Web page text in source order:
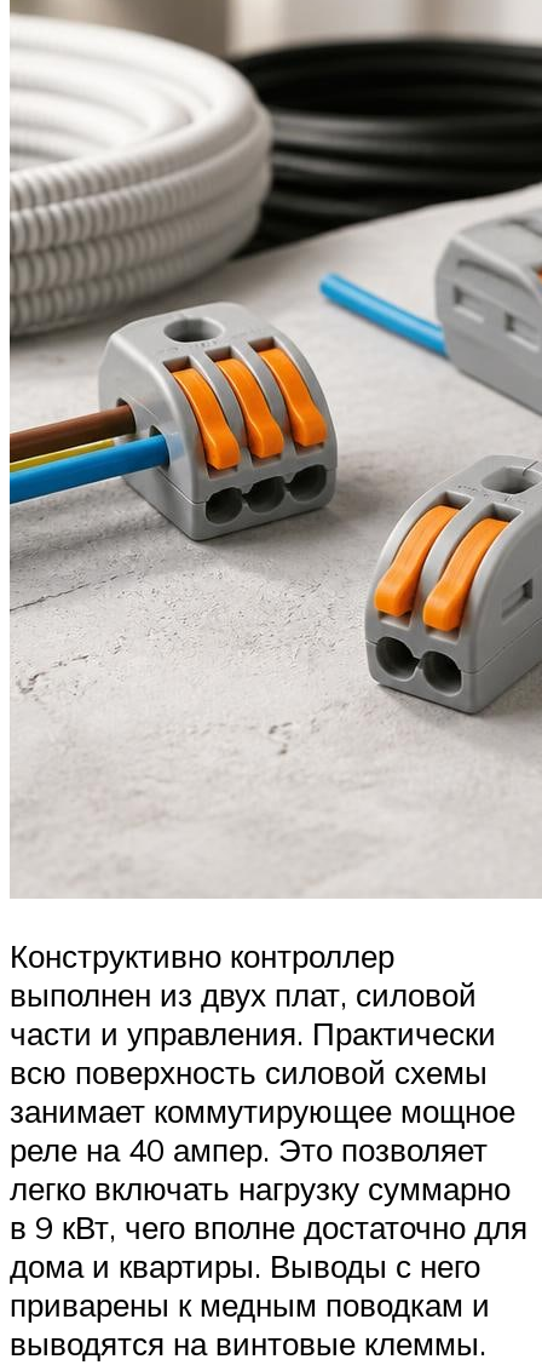
Конструктивно контроллер
выполнен из двух плат, силовой
части и управления. Практически
всю поверхность силовой схемы
занимает коммутирующее мощное
реле на 40 ампер. Это позволяет
легко включать нагрузку суммарно
в 9 кВт, чего вполне достаточно для
дома и квартиры. Выводы с него
приварены к медным поводкам и
выводятся на винтовые клеммы.